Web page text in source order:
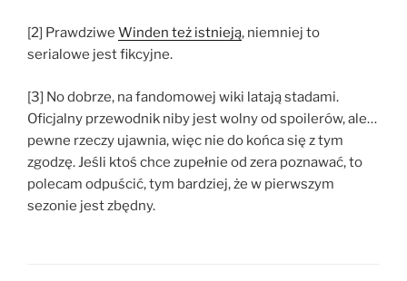
[2] Prawdziwe Winden też istnieją, niemniej to
serialowe jest fikcyjne.
[3] No dobrze, na fandomowej wiki latają stadami.
Oficjalny przewodnik niby jest wolny od spoilerów, ale…
pewne rzeczy ujawnia, więc nie do końca się z tym
zgodzę. Jeśli ktoś chce zupełnie od zera poznawać, to
polecam odpuścić, tym bardziej, że w pierwszym
sezonie jest zbędny.